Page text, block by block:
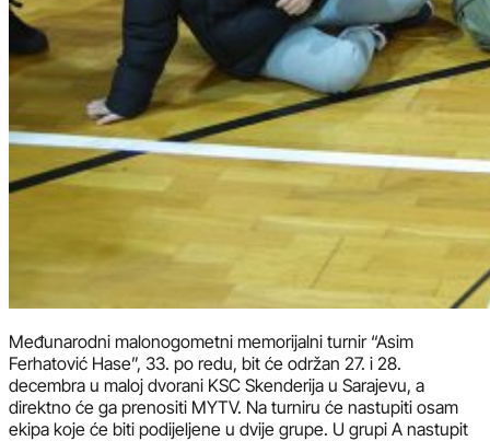
Međunarodni malonogometni memorijalni turnir “Asim
Ferhatović Hase”, 33. po redu, bit će održan 27. i 28.
decembra u maloj dvorani KSC Skenderija u Sarajevu, a
direktno će ga prenositi MYTV. Na turniru će nastupiti osam
ekipa koje će biti podijeljene u dvije grupe. U grupi A nastupit